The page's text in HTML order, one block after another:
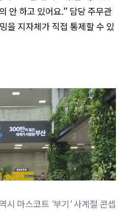
안 하고 있어요.” 담당 주무관
을 지자체가 직접 통제할 수 있
시 마스코트 '부기' 사계절 콘셉